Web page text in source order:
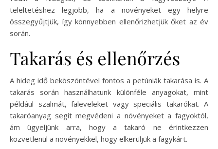
teleltetéshez legjobb, ha a növényeket egy helyre
összegyűjtjük, így könnyebben ellenőrizhetjük őket az év
során.
Takarás és ellenőrzés
A hideg idő beköszöntével fontos a petúniák takarása is. A
takarás során használhatunk különféle anyagokat, mint
például szalmát, faleveleket vagy speciális takarókat. A
takaróanyag segít megvédeni a növényeket a fagyoktól,
ám ügyeljünk arra, hogy a takaró ne érintkezzen
közvetlenül a növényekkel, hogy elkerüljük a fagykárt.